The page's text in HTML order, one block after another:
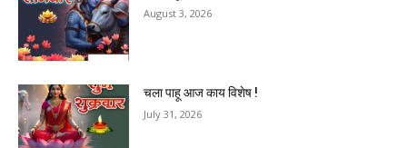
August 3, 2026
चला पाहू आज काय विशेष !
July 31, 2026